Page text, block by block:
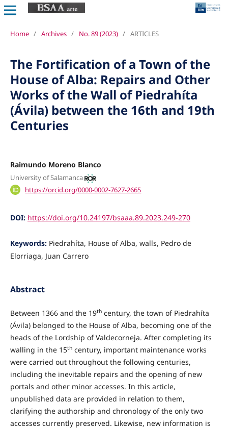
Home / Archives / No. 89 (2023) / ARTICLES
The Fortification of a Town of the
House of Alba: Repairs and Other
Works of the Wall of Piedrahíta
(Ávila) between the 16th and 19th
Centuries
Raimundo Moreno Blanco
University of Salamanca
https://orcid.org/0000-0002-7627-2665
DOI: https://doi.org/10.24197/bsaaa.89.2023.249-270
Keywords: Piedrahíta, House of Alba, walls, Pedro de
Elorriaga, Juan Carrero
Abstract
Between 1366 and the 19thcentury, the town of Piedrahíta
(Ávila) belonged to the House of Alba, becoming one of the
heads of the Lordship of Valdecorneja. After completing its
walling in the 15thcentury, important maintenance works
were carried out throughout the following centuries,
including the inevitable repairs and the opening of new
portals and other minor accesses. In this article,
unpublished data are provided in relation to them,
clarifying the authorship and chronology of the only two
accesses currently preserved. Likewise, new information is